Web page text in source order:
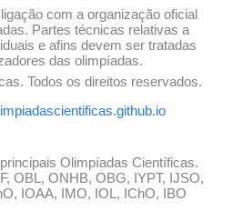
com a organização oficial
Partes técnicas relativas a
e afins devem ser tratadas
das olimpíadas.
Todos os direitos reservados.
Olimpíadas Científicas.
OBL, ONHB, OBG, IYPT, IJSO,
IOAA, IMO, IOL, IChO, IBO